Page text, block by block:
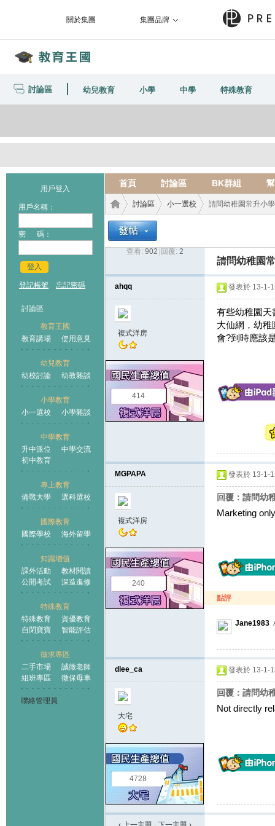
關於集團 集團品牌
討論區 幼兒教育 小學 中學 特殊教育
用戶登入
用戶名稱：
密 碼：
登入
登記帳號 忘記密碼
討論區
教育王國
教育講場
使用意見
幼兒教育
幼校討論
幼教雜談
小學教育
小一選校
小學雜談
中學教育
升中派位
中學交流
初中教育
專上教育
備戰大學
選科選校
國際教育
國際學校
海外留學
知識增值
課外活動
教材閱讀
公開考試
深造進修
特殊教育
特殊教育
資優教育
自閉寶寶
智能評估
徵求專區
二手市場
誠徵老師
組班專區
徵保母車
聯絡管理員
首頁 討論區 BK群組
王國
討論區
›
小一選校 請問幼稚園常升小
查看: 902 回覆: 2
請問幼稚園
ahqq
複式洋房
414
發表於 13-1-
有些幼稚園天
大仙網，幼
會?到時應該
MGPAPA
複式洋房
240
發表於 13-1-
回覆：請問幼
Marketing
點評
Jane1983
dlee_ca
大宅
4728
發表於 13-1-
回覆：請問幼
Not directly